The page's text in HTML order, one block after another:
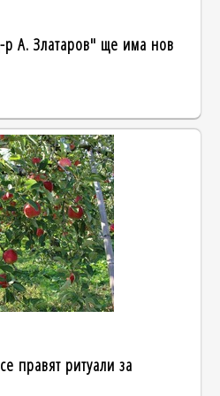
р А. Златаров" ще има нов
правят ритуали за